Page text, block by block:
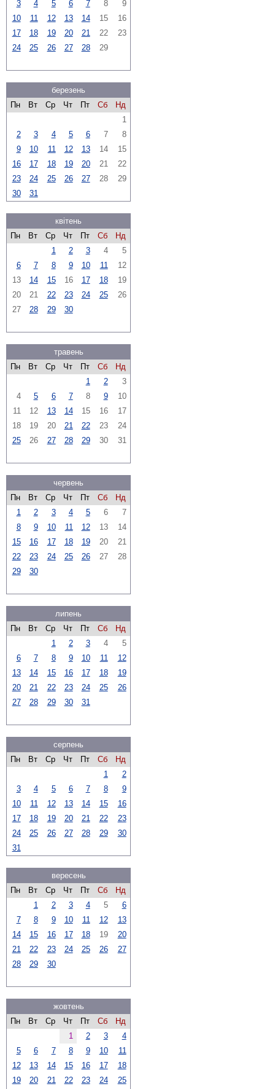
3 4 5 6 7 8
9
10
11 12 13 14 15
16
17
18 19 20 21 22
23
24
25 26 27 28 29
березень
Пн
Вт Ср Чт Пт Сб
Нд
1
2
3 4 5 6 7
8
9
10 11 12 13 14
15
16
17 18 19 20 21
22
23
24 25 26 27 28
29
30
31
квітень
Пн
Вт Ср Чт Пт Сб
Нд
1
2 3 4
5
6
7 8 9 10 11
12
13
14 15 16 17 18
19
20
21 22 23 24 25
26
27
28 29 30
травень
Пн
Вт Ср Чт Пт Сб
Нд
1
2
3
4
5 6 7 8 9
10
11
12 13 14 15 16
17
18
19 20 21 22 23
24
25
26 27 28 29 30 31
червень
Пн
Вт Ср Чт Пт Сб
Нд
1
2 3 4 5 6
7
8
9 10 11 12 13
14
15
16 17 18 19 20
21
22
23 24 25 26 27
28
29
30
липень
Пн
Вт Ср Чт Пт Сб
Нд
1
2 3 4
5
6
7 8 9 10 11
12
13
14 15 16 17 18
19
20
21 22 23 24 25
26
27
28 29 30 31
серпень
Пн
Вт Ср Чт Пт Сб
Нд
1
2
3
4 5 6 7 8
9
10
11 12 13 14 15
16
17
18 19 20 21 22
23
24
25 26 27 28 29
30
31
вересень
Пн
Вт Ср Чт Пт Сб
Нд
1
2 3 4 5
6
7
8 9 10 11 12
13
14
15 16 17 18 19
20
21
22 23 24 25 26
27
28
29 30
жовтень
Пн
Вт Ср Чт Пт Сб
Нд
1
2 3
4
5
6 7 8 9 10
11
12
13 14 15 16 17
18
19
20 21 22 23 24
25